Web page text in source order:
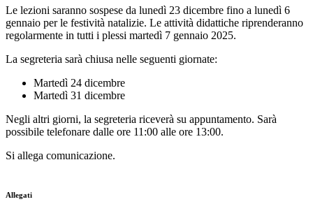
Le lezioni saranno sospese da lunedì 23 dicembre fino a lunedì 6
gennaio per le festività natalizie. Le attività didattiche riprenderanno
regolarmente in tutti i plessi martedì 7 gennaio 2025.
La segreteria sarà chiusa nelle seguenti giornate:
Martedì 24 dicembre
Martedì 31 dicembre
Negli altri giorni, la segreteria riceverà su appuntamento. Sarà
possibile telefonare dalle ore 11:00 alle ore 13:00.
Si allega comunicazione.
Allegati